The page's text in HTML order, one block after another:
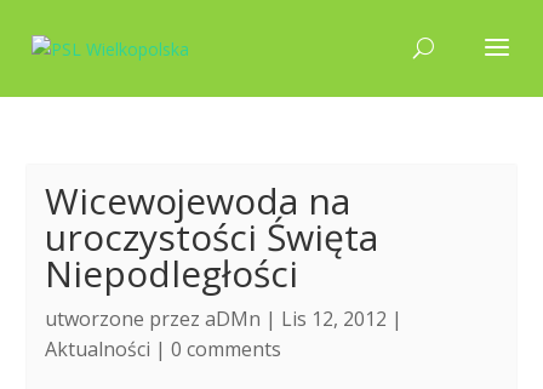
Wicewojewoda na
uroczystości Święta
Niepodległości
utworzone przezaDMn | Lis 12, 2012 |
Aktualności |0 comments